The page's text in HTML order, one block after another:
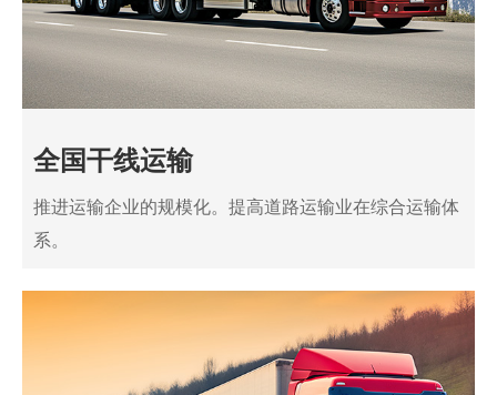
全国干线运输
推进运输企业的规模化。提高道路运输业在综合运输体
系。